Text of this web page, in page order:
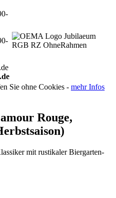
Sie ohne Cookies - mehr Infos
Rouge,
mit rustikaler Biergarten-